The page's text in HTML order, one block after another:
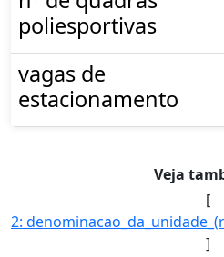
poliesportivas
vagas de
estacionamento
Veja
[
]